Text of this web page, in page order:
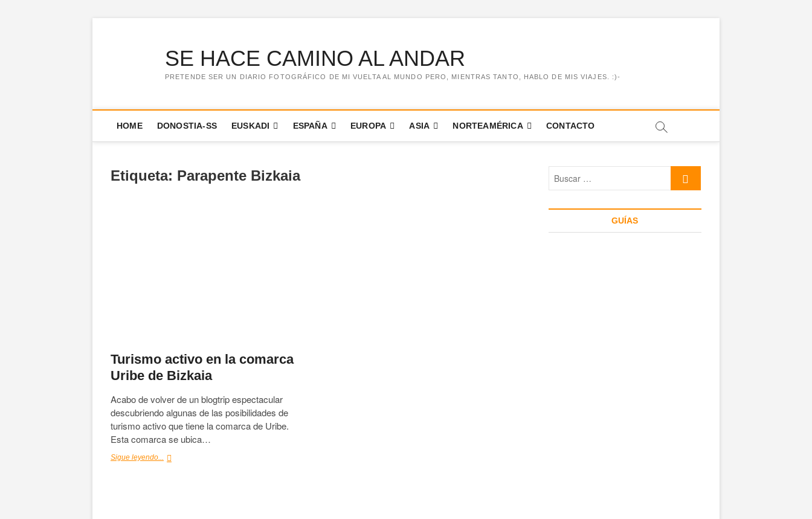
SE HACE CAMINO AL ANDAR
PRETENDE SER UN DIARIO FOTOGRÁFICO DE MI VUELTA AL MUNDO PERO, MIENTRAS TANTO, HABLO DE MIS VIAJES. :)-
HOME DONOSTIA-SS EUSKADI ESPAÑA EUROPA ASIA NORTEAMÉRICA CONTACTO
Etiqueta: Parapente Bizkaia
Turismo activo en la comarca
Uribe de Bizkaia
Acabo de volver de un blogtrip espectacular
descubriendo algunas de las posibilidades de
turismo activo que tiene la comarca de Uribe.
Esta comarca se ubica…
Sigue leyendo... Turismo
GUÍAS